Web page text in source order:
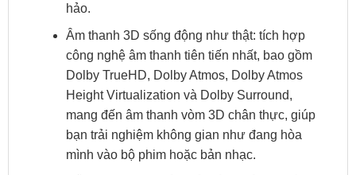
hảo.
Âm thanh 3D sống động như thật: tích hợp
công nghệ âm thanh tiên tiến nhất, bao gồm
Dolby TrueHD, Dolby Atmos, Dolby Atmos
Height Virtualization và Dolby Surround,
mang đến âm thanh vòm 3D chân thực, giúp
bạn trải nghiệm không gian như đang hòa
mình vào bộ phim hoặc bản nhạc.